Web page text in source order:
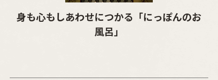
身も心もしあわせにつかる「にっぽんのお
風呂」